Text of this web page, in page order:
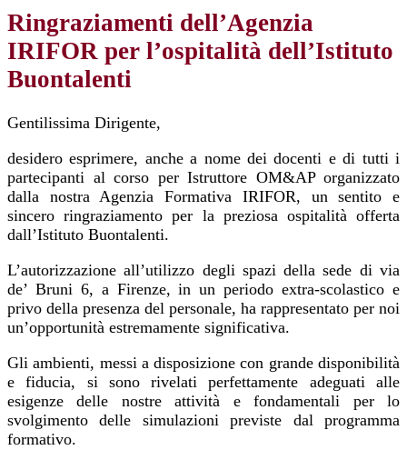
Ringraziamenti dell’Agenzia
IRIFOR per l’ospitalità dell’Istituto
Buontalenti
Gentilissima Dirigente,
desidero esprimere, anche a nome dei docenti e di tutti i
partecipanti al corso per Istruttore OM&AP organizzato
dalla nostra Agenzia Formativa IRIFOR, un sentito e
sincero ringraziamento per la preziosa ospitalità offerta
dall’Istituto Buontalenti.
L’autorizzazione all’utilizzo degli spazi della sede di via
de’ Bruni 6, a Firenze, in un periodo extra-scolastico e
privo della presenza del personale, ha rappresentato per noi
un’opportunità estremamente significativa.
Gli ambienti, messi a disposizione con grande disponibilità
e fiducia, si sono rivelati perfettamente adeguati alle
esigenze delle nostre attività e fondamentali per lo
svolgimento delle simulazioni previste dal programma
formativo.